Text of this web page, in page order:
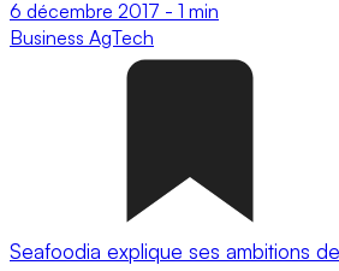
6 décembre 2017 - 1 min
Business AgTech
Seafoodia explique ses ambitions